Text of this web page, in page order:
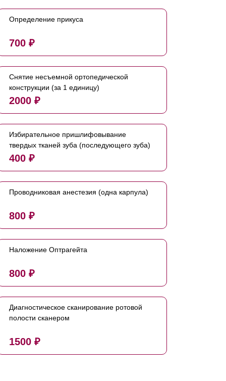
Определение прикуса
700 ₽
Снятие несъемной ортопедической
конструкции (за 1 единицу)
2000 ₽
Избирательное пришлифовывание
твердых тканей зуба (последующего зуба)
400 ₽
Проводниковая анестезия (одна карпула)
800 ₽
Наложение Оптрагейта
800 ₽
Диагностическое сканирование ротовой
полости сканером
1500 ₽